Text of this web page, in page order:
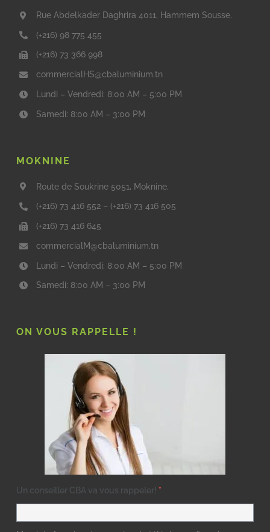
Rue Abdelkader Daghrira 4011, Hammem Sousse.
(+216) 98 775 455
(+216) 73 366 998
commercialHS@cbaluminium.tn
Lundi – Vendredi: 8:00 AM – 5:00 PM
Samedi: 8:00 AM – 3:00 PM
MOKNINE
Route de Soukrine 5051, Moknine.
(+216) 73 416 552 – (+216) 73 416 505
(+216) 73 416 645
commercialM@cbaluminium.tn
Lundi – Vendredi: 8:00 AM – 5:00 PM
Samedi: 8:00 AM – 3:00 PM
ON VOUS RAPPELLE !
Un conseiller CBA va vous rappeler! *